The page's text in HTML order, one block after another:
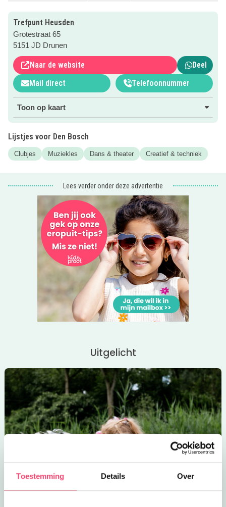
Toestemming Details Over
Trefpunt Heusden. Je kunt hier terecht voor al je
vragen/activiteiten onder schooltijd (Kunst op School) en
activiteiten na schooltijd (Kunst na school). In het Trefpunt
werken onderwijs, cultuur en erfgoedaanbieders en
gemeente samen om jou in aanraking te brengen met
kunst, erfgoed en cultuur. Zo leuk!
Wil je weten wat er waar wordt gehouden? Klik op de roze
button.
Trefpunt Heusden
Grotestraat 65
5151 JD Drunen
Naar de website
Deel
Mail direct
Telefoonnummer
Toon op kaart
Lijstjes voor Den Bosch
Clubjes Muziekles Dans & theater Creatief & techniek
Lees verder onder deze advertentie
Uitgelicht